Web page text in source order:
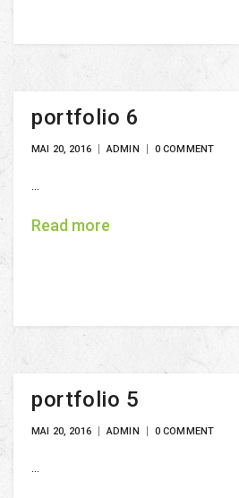
portfolio 6
MAI 20, 2016 ADMIN 0 COMMENT
...
Read more
portfolio 5
MAI 20, 2016 ADMIN 0 COMMENT
...